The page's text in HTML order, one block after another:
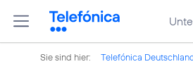
Sie sind hier: Telefónica